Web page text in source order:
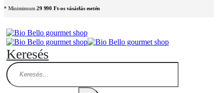
* Minimimum29 990 Ft-os vásárlás esetén
Keresés